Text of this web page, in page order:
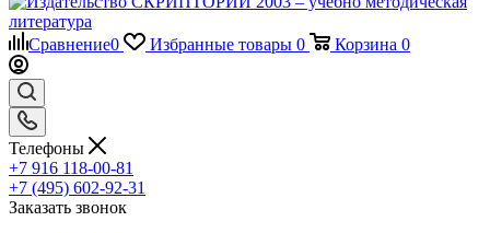
Сравнение0 Избранные товары 0 Корзина 0
Телефоны
+7 916 118-00-81
+7 (495) 602-92-31
Заказать звонок